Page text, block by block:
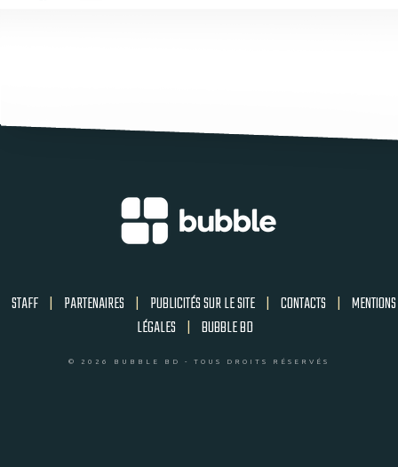
STAFF | PARTENAIRES | PUBLICITÉS SUR LE SITE | CONTACTS | MENTIONS
LÉGALES | BUBBLE BD
© 2026 BUBBLE BD - TOUS DROITS RÉSERVÉS